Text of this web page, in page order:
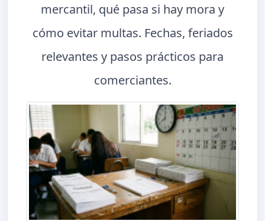
mercantil, qué pasa si hay mora y
cómo evitar multas. Fechas, feriados
relevantes y pasos prácticos para
comerciantes.